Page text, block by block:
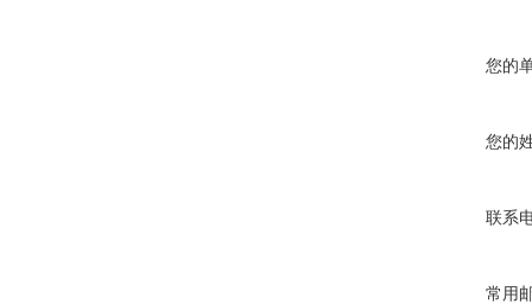
您的
您的
联系
常用